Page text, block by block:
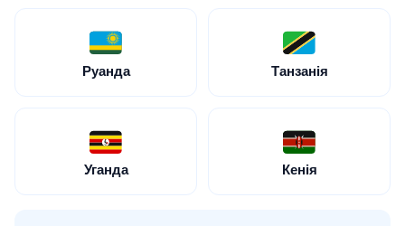
Руанда Танзанія
Уганда Кенія